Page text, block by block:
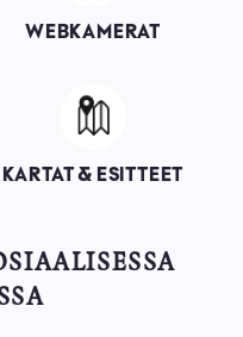
WEBKAMERAT
Image
KARTAT & ESITTEET